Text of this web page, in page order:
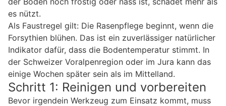
es nützt.
Als Faustregel gilt: Die Rasenpflege beginnt, wenn die
Forsythien blühen. Das ist ein zuverlässiger natürlicher
Indikator dafür, dass die Bodentemperatur stimmt. In
der Schweizer Voralpenregion oder im Jura kann das
einige Wochen später sein als im Mittelland.
Schritt 1: Reinigen und vorbereiten
Bevor irgendein Werkzeug zum Einsatz kommt, muss